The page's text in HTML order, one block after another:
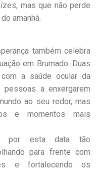
mas que não perde
amanhã.
também celebra
em Brumado. Duas
a saúde ocular da
pessoas a enxergarem
ao seu redor, mas
e momentos mais
por esta data tão
para frente com
e fortalecendo os